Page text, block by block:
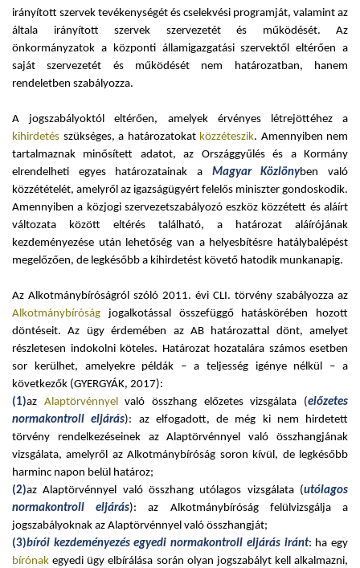
irányított szervek tevékenységét és cselekvési programját, valamint az
általa irányított szervek szervezetét és működését. Az
önkormányzatok a központi államigazgatási szervektől eltérően a
saját szervezetét és működését nem határozatban, hanem
rendeletben szabályozza.
A jogszabályoktól eltérően, amelyek érvényes létrejöttéhez a
kihirdetés szükséges, a határozatokat közzéteszik. Amennyiben nem
tartalmaznak minősített adatot, az Országgyűlés és a Kormány
elrendelheti egyes határozatainak a Magyar Közlönyben való
közzétételét, amelyről az igazságügyért felelős miniszter gondoskodik.
Amennyiben a közjogi szervezetszabályozó eszköz közzétett és aláírt
változata között eltérés található, a határozat aláírójának
kezdeményezése után lehetőség van a helyesbítésre hatálybalépést
megelőzően, de legkésőbb a kihirdetést követő hatodik munkanapig.
Az Alkotmánybíróságról szóló 2011. évi CLI. törvény szabályozza az
Alkotmánybíróság jogalkotással összefüggő hatáskörében hozott
döntéseit. Az ügy érdemében az AB határozattal dönt, amelyet
részletesen indokolni köteles. Határozat hozatalára számos esetben
sor kerülhet, amelyekre példák – a teljesség igénye nélkül – a
következők (GYERGYÁK, 2017):
(1)az Alaptörvénnyel való összhang előzetes vizsgálata (előzetes
normakontroll eljárás): az elfogadott, de még ki nem hirdetett
törvény rendelkezéseinek az Alaptörvénnyel való összhangjának
vizsgálata, amelyről az Alkotmánybíróság soron kívül, de legkésőbb
harminc napon belül határoz;
(2)az Alaptörvénnyel való összhang utólagos vizsgálata (utólagos
normakontroll eljárás): az Alkotmánybíróság felülvizsgálja a
jogszabályoknak az Alaptörvénnyel való összhangját;
(3)bírói kezdeményezés egyedi normakontroll eljárás iránt: ha egy
bírónak egyedi ügy elbírálása során olyan jogszabályt kell alkalmazni,